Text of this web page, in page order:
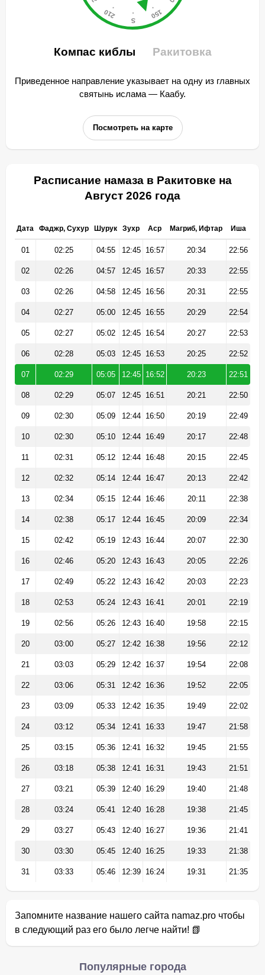
Компас киблы Ракитовка
Приведенное направление указывает на одну из главных
святынь ислама — Каабу.
Посмотреть на карте
Расписание намаза в Ракитовке на
Август 2026 года
Дата Фаджр, Сухур Шурук Зухр Аср Магриб, Ифтар Иша
01 02:25 04:55 12:45 16:57 20:34 22:56
02 02:26 04:57 12:45 16:57 20:33 22:55
03 02:26 04:58 12:45 16:56 20:31 22:55
04 02:27 05:00 12:45 16:55 20:29 22:54
05 02:27 05:02 12:45 16:54 20:27 22:53
06 02:28 05:03 12:45 16:53 20:25 22:52
07 02:29 05:05 12:45 16:52 20:23 22:51
08 02:29 05:07 12:45 16:51 20:21 22:50
09 02:30 05:09 12:44 16:50 20:19 22:49
10 02:30 05:10 12:44 16:49 20:17 22:48
11 02:31 05:12 12:44 16:48 20:15 22:45
12 02:32 05:14 12:44 16:47 20:13 22:42
13 02:34 05:15 12:44 16:46 20:11 22:38
14 02:38 05:17 12:44 16:45 20:09 22:34
15 02:42 05:19 12:43 16:44 20:07 22:30
16 02:46 05:20 12:43 16:43 20:05 22:26
17 02:49 05:22 12:43 16:42 20:03 22:23
18 02:53 05:24 12:43 16:41 20:01 22:19
19 02:56 05:26 12:43 16:40 19:58 22:15
20 03:00 05:27 12:42 16:38 19:56 22:12
21 03:03 05:29 12:42 16:37 19:54 22:08
22 03:06 05:31 12:42 16:36 19:52 22:05
23 03:09 05:33 12:42 16:35 19:49 22:02
24 03:12 05:34 12:41 16:33 19:47 21:58
25 03:15 05:36 12:41 16:32 19:45 21:55
26 03:18 05:38 12:41 16:31 19:43 21:51
27 03:21 05:39 12:40 16:29 19:40 21:48
28 03:24 05:41 12:40 16:28 19:38 21:45
29 03:27 05:43 12:40 16:27 19:36 21:41
30 03:30 05:45 12:40 16:25 19:33 21:38
31 03:33 05:46 12:39 16:24 19:31 21:35
Запомните название нашего сайта namaz.pro чтобы
в следующий раз его было легче найти! 📗
Популярные города